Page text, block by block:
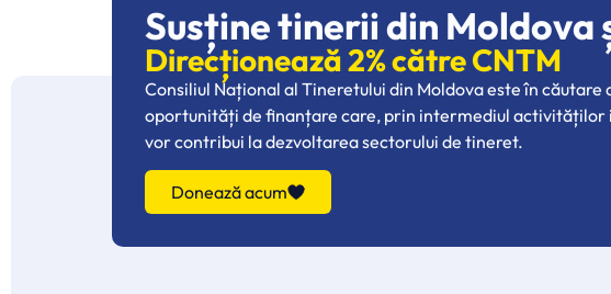
Susține tinerii din
Direcționează 2% către CNTM
Consiliul Național al Tineretului din Moldova este în
oportunități de finanțare care, prin intermediul activităților
vor contribui la dezvoltarea sectorului de tineret.
Donează acum